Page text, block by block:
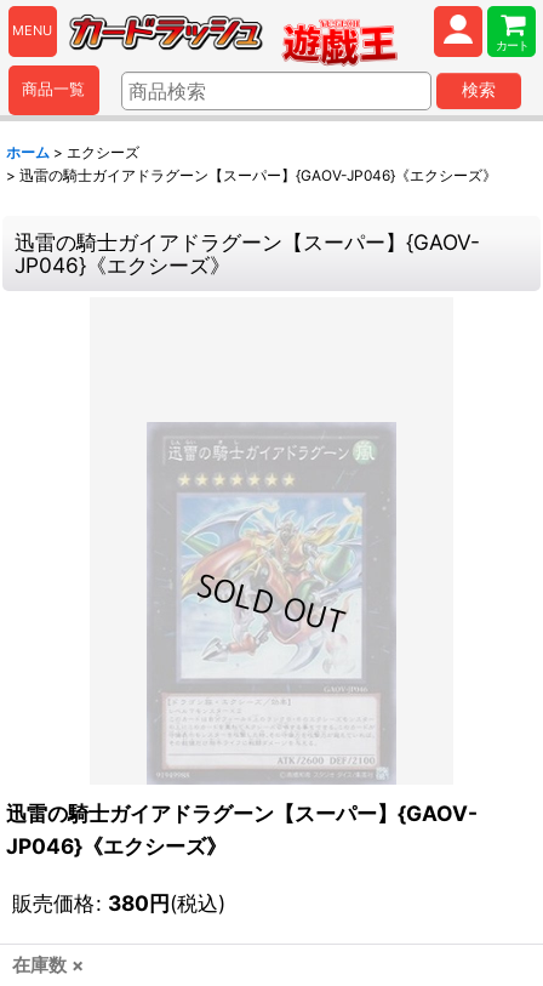
MENU
カート
商品一覧 検索
ホーム > エクシーズ
> 迅雷の騎士ガイアドラグーン【スーパー】{GAOV-JP046}《エクシーズ》
迅雷の騎士ガイアドラグーン【スーパー】{GAOV-
JP046}《エクシーズ》
迅雷の騎士ガイアドラグーン【スーパー】{GAOV-
JP046}《エクシーズ》
販売価格: 380円(税込)
在庫数 ×